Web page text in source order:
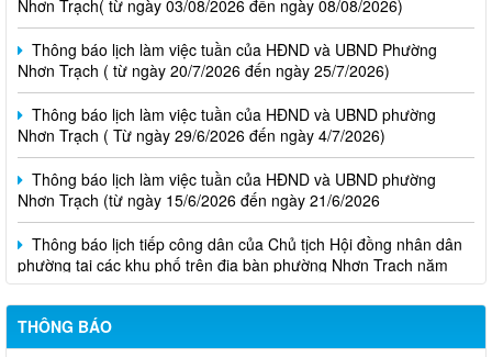
Thông báo lịch làm việc tuần của HĐND và UBND Phường
Nhơn Trạch ( từ ngày 20/7/2026 đến ngày 25/7/2026)
Thông báo lịch làm việc tuần của HĐND và UBND phường
Nhơn Trạch ( Từ ngày 29/6/2026 đến ngày 4/7/2026)
Thông báo lịch làm việc tuần của HĐND và UBND phường
Nhơn Trạch (từ ngày 15/6/2026 đến ngày 21/6/2026
Thông báo lịch tiếp công dân của Chủ tịch Hội đồng nhân dân
phường tại các khu phố trên địa bàn phường Nhơn Trạch năm
2026
THÔNG BÁO
Niêm yết phương án bồi thường, hỗ trợ, tái định cư